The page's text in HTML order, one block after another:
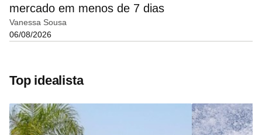
mercado em menos de 7 dias
Vanessa Sousa
06/08/2026
Top idealista